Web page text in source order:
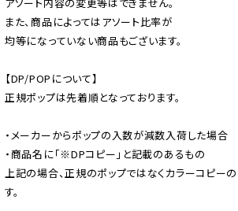
また、商品によってはアソート比率が
均等になっていない商品もございます。
【DP/POPについて】
正規ポップは先着順となっております。
・メーカーからポップの入数が減数入荷した場合
・商品名に「※DPコピー」と記載のあるもの
上記の場合、正規のポップではなくカラーコピー
す。